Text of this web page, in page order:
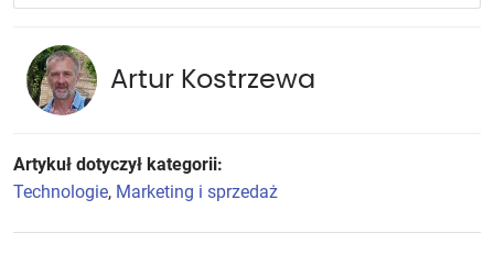
Artur Kostrzewa
Artykuł dotyczył kategorii:
Technologie, Marketing i sprzedaż